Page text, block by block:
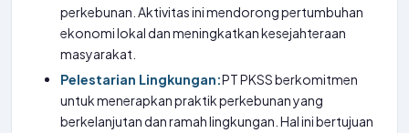
perkebunan. Aktivitas ini mendorong pertumbuhan
ekonomi lokal dan meningkatkan kesejahteraan
masyarakat.
Pelestarian Lingkungan:PT PKSS berkomitmen
untuk menerapkan praktik perkebunan yang
berkelanjutan dan ramah lingkungan. Hal ini bertujuan